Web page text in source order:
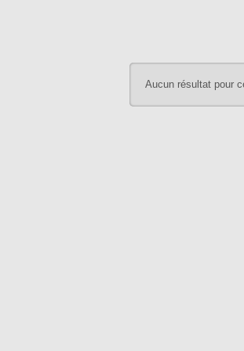
Aucun résultat pour